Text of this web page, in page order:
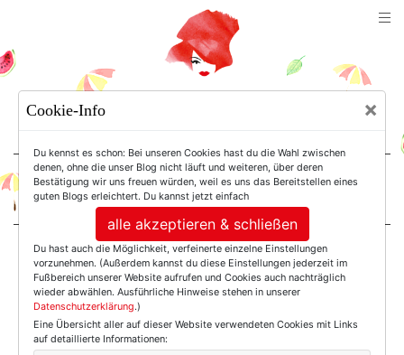
For Women. Not Girls.
Einträge mit dem
Tag: Rot
Cookie-Info ×
Du kennst es schon: Bei unseren Cookies hast du die Wahl zwischen
denen, ohne die unser Blog nicht läuft und weiteren, über deren
Bestätigung wir uns freuen würden, weil es uns das Bereitstellen eines
guten Blogs erleichtert. Du kannst jetzt einfach
alle akzeptieren & schließen
Du hast auch die Möglichkeit, verfeinerte einzelne Einstellungen
vorzunehmen. (Außerdem kannst du diese Einstellungen jederzeit im
Fußbereich unserer Website aufrufen und Cookies auch nachträglich
wieder abwählen. Ausführliche Hinweise stehen in unserer
Datenschutzerklärung.)
Eine Übersicht aller auf dieser Website verwendeten Cookies mit Links
auf detaillierte Informationen: